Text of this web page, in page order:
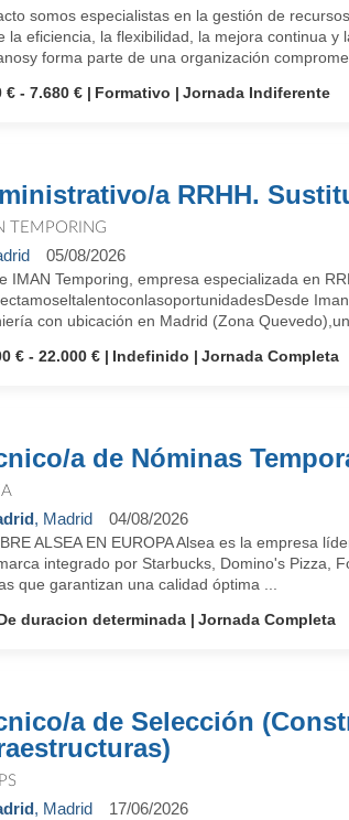
somos especialistas en la gestión de
la eficiencia, la flexibilidad, la mejora continua
forma parte de una organización
€ - 7.680 €
Formativo Jornada Indiferente
a RRHH.
TEMPORING
05/08/2026
IMAN Temporing, empresa especializada en
con ubicación en Madrid (Zona
€ - 22.000 €
Indefinido Jornada Completa
a de Nóminas
, Madrid 04/08/2026
ALSEA EN EUROPA Alsea es la empresa
integrado por Starbucks, Domino's Pizza,
que garantizan una calidad óptima ...
duracion determinada Jornada Completa
a de Selección
, Madrid 17/06/2026